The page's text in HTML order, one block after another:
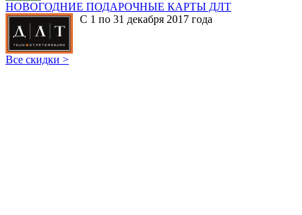
НОВОГОДНИЕ ПОДАРОЧНЫЕ КАРТЫ ДЛТ
С 1 по 31 декабря 2017 года
Все скидки >